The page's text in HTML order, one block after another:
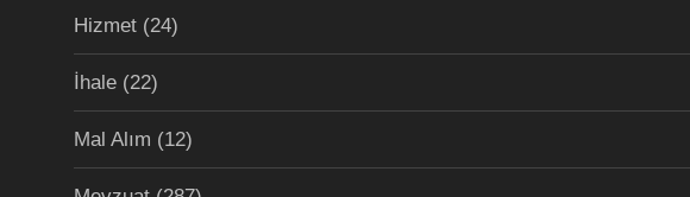
Hizmet (24)
İhale (22)
Mal Alım (12)